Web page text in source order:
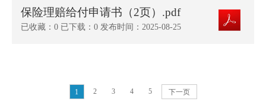
保险理赔给付申请书（2页）.pdf
已收藏：0 已下载：0 发布时间：2025-08-25
1 2 3 4 5 下一页